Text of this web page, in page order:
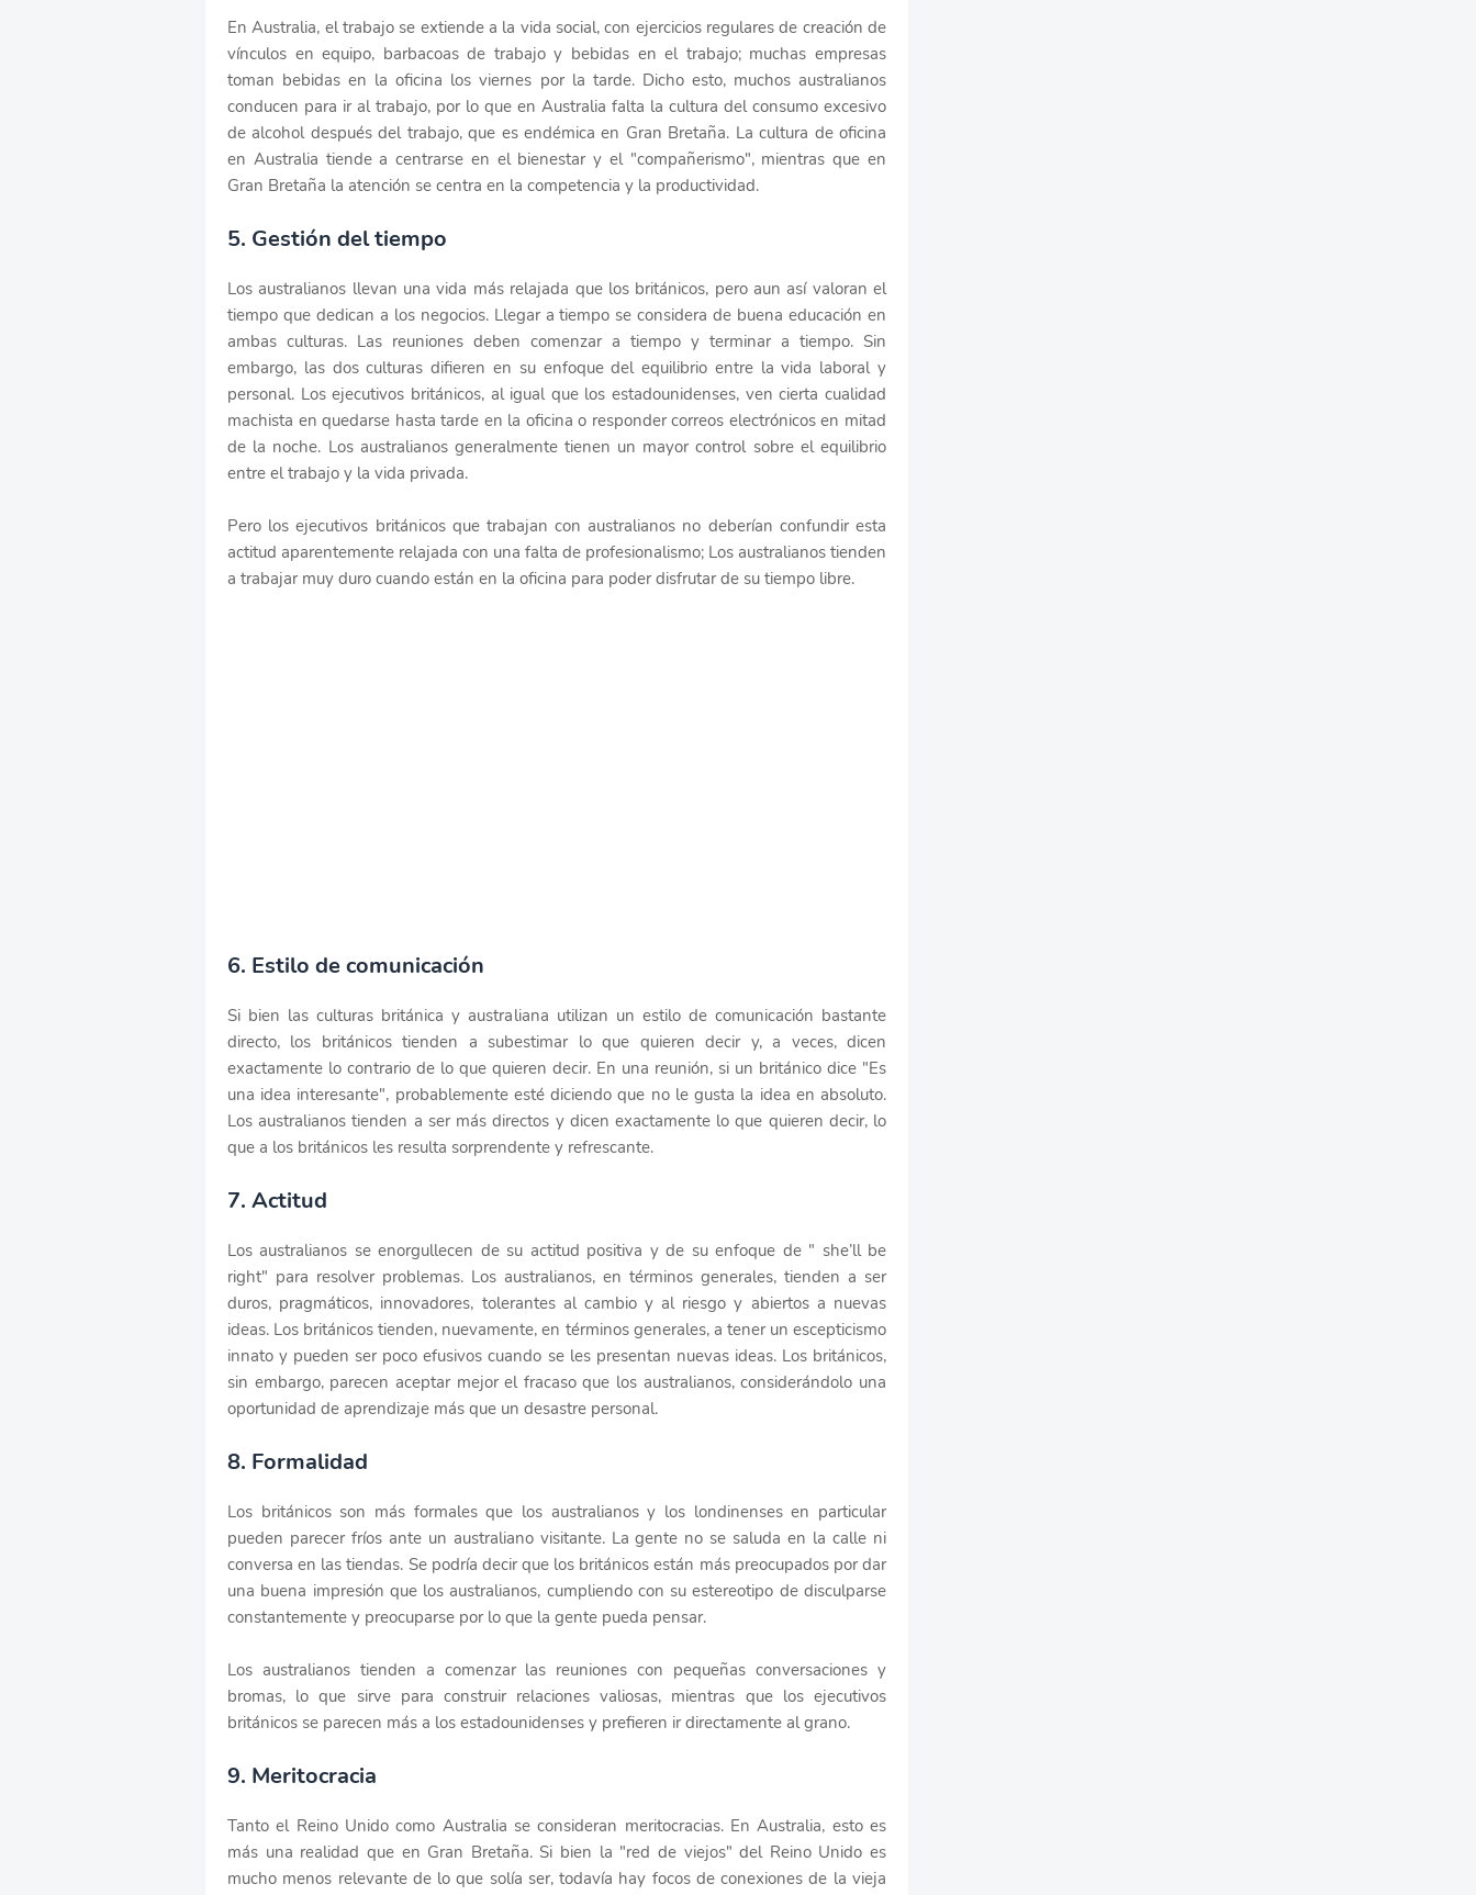
En Australia, el trabajo se extiende a la vida social, con ejercicios regulares de creación de
vínculos en equipo, barbacoas de trabajo y bebidas en el trabajo; muchas empresas
toman bebidas en la oficina los viernes por la tarde. Dicho esto, muchos australianos
conducen para ir al trabajo, por lo que en Australia falta la cultura del consumo excesivo
de alcohol después del trabajo, que es endémica en Gran Bretaña. La cultura de oficina
en Australia tiende a centrarse en el bienestar y el "compañerismo", mientras que en
Gran Bretaña la atención se centra en la competencia y la productividad.
5. Gestión del tiempo
Los australianos llevan una vida más relajada que los británicos, pero aun así valoran el
tiempo que dedican a los negocios. Llegar a tiempo se considera de buena educación en
ambas culturas. Las reuniones deben comenzar a tiempo y terminar a tiempo. Sin
embargo, las dos culturas difieren en su enfoque del equilibrio entre la vida laboral y
personal. Los ejecutivos británicos, al igual que los estadounidenses, ven cierta cualidad
machista en quedarse hasta tarde en la oficina o responder correos electrónicos en mitad
de la noche. Los australianos generalmente tienen un mayor control sobre el equilibrio
entre el trabajo y la vida privada.
Pero los ejecutivos británicos que trabajan con australianos no deberían confundir esta
actitud aparentemente relajada con una falta de profesionalismo; Los australianos tienden
a trabajar muy duro cuando están en la oficina para poder disfrutar de su tiempo libre.
6. Estilo de comunicación
Si bien las culturas británica y australiana utilizan un estilo de comunicación bastante
directo, los británicos tienden a subestimar lo que quieren decir y, a veces, dicen
exactamente lo contrario de lo que quieren decir. En una reunión, si un británico dice "Es
una idea interesante", probablemente esté diciendo que no le gusta la idea en absoluto.
Los australianos tienden a ser más directos y dicen exactamente lo que quieren decir, lo
que a los británicos les resulta sorprendente y refrescante.
7. Actitud
Los australianos se enorgullecen de su actitud positiva y de su enfoque de " she’ll be
right" para resolver problemas. Los australianos, en términos generales, tienden a ser
duros, pragmáticos, innovadores, tolerantes al cambio y al riesgo y abiertos a nuevas
ideas. Los británicos tienden, nuevamente, en términos generales, a tener un escepticismo
innato y pueden ser poco efusivos cuando se les presentan nuevas ideas. Los británicos,
sin embargo, parecen aceptar mejor el fracaso que los australianos, considerándolo una
oportunidad de aprendizaje más que un desastre personal.
8. Formalidad
Los británicos son más formales que los australianos y los londinenses en particular
pueden parecer fríos ante un australiano visitante. La gente no se saluda en la calle ni
conversa en las tiendas. Se podría decir que los británicos están más preocupados por dar
una buena impresión que los australianos, cumpliendo con su estereotipo de disculparse
constantemente y preocuparse por lo que la gente pueda pensar.
Los australianos tienden a comenzar las reuniones con pequeñas conversaciones y
bromas, lo que sirve para construir relaciones valiosas, mientras que los ejecutivos
británicos se parecen más a los estadounidenses y prefieren ir directamente al grano.
9. Meritocracia
Tanto el Reino Unido como Australia se consideran meritocracias. En Australia, esto es
más una realidad que en Gran Bretaña. Si bien la "red de viejos" del Reino Unido es
mucho menos relevante de lo que solía ser, todavía hay focos de conexiones de la vieja